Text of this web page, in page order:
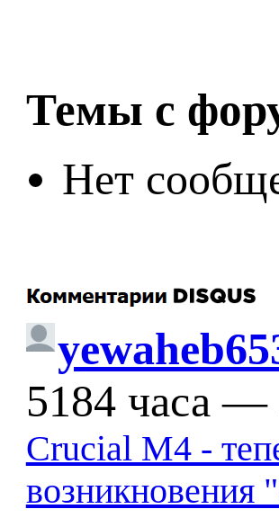
Темы с
Нет
5184 часа —
Crucial M4 -
возникновения